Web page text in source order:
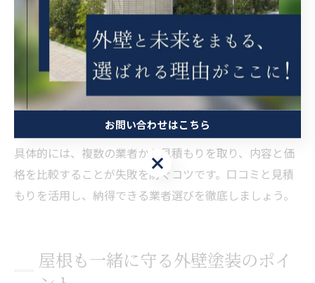
ばせます。
外壁塗装の口コミ活用と見積もり比較術
外壁塗装の業者選びでは、口コミの活用と見積もり比較
が重要です。なぜなら、実際の利用者の声から施工後の
満足度やアフターサービスの質を把握できるためです。
具体的には、複数の業者から見積もりを取り、内容と価
格を比較することが失敗を防ぐコツです。口コミと見積
もりを活用し、納得できる業者選びを徹底しましょう。
屋根も一緒に守る外壁塗装のポイ
お問い合わせはこちら
お問い合わせはこちら